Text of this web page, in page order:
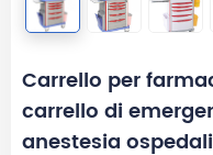
Carrello per
carrello di
anestesia